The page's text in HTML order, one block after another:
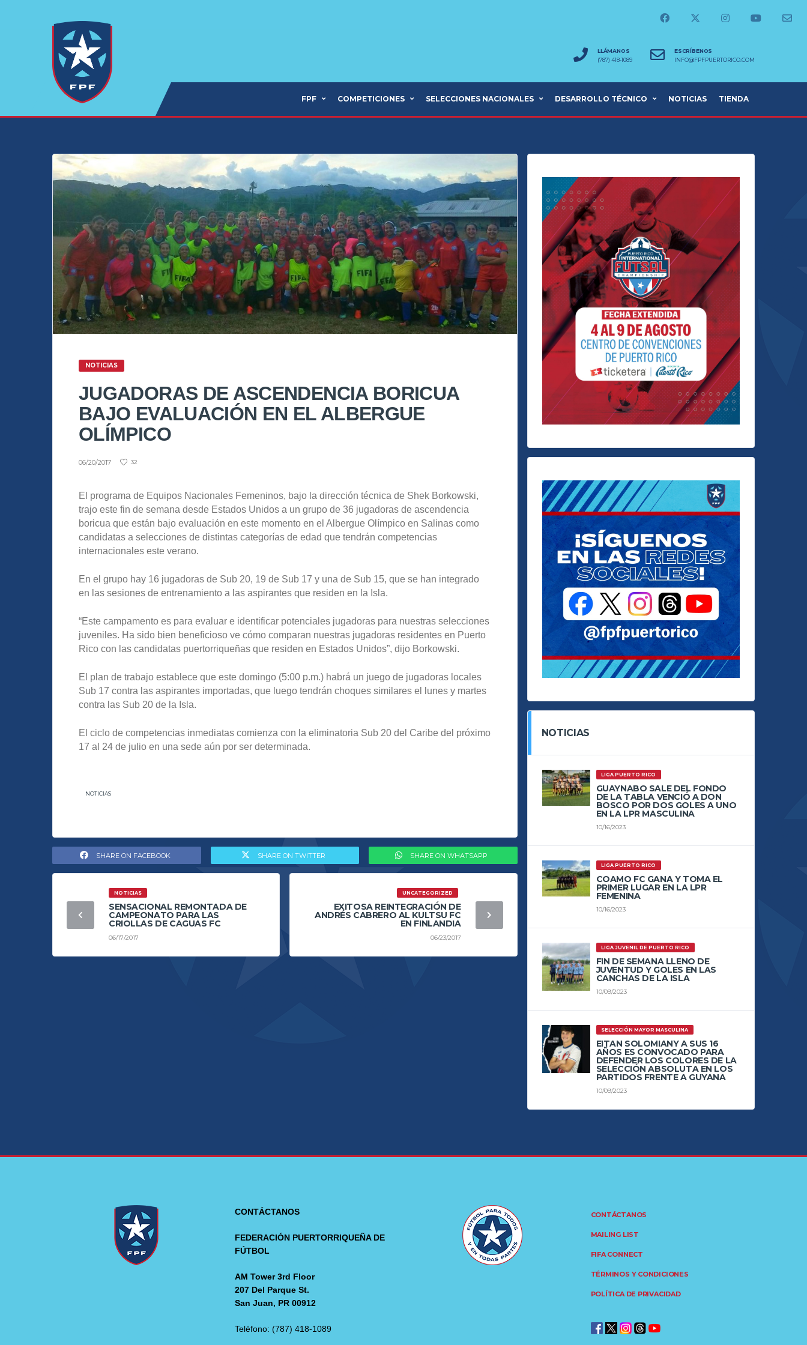
LLÁMANOS
(787) 418-1089
ESCRÍBENOS
INFO@FPFPUERTORICO.COM
FPF COMPETICIONES SELECCIONES NACIONALES DESARROLLO TÉCNICO NOTICIAS TIENDA
NOTICIAS
JUGADORAS DE ASCENDENCIA BORICUA
BAJO EVALUACIÓN EN EL ALBERGUE
OLÍMPICO
06/20/2017 32
El programa de Equipos Nacionales Femeninos, bajo la dirección técnica de Shek Borkowski,
trajo este fin de semana desde Estados Unidos a un grupo de 36 jugadoras de ascendencia
boricua que están bajo evaluación en este momento en el Albergue Olímpico en Salinas como
candidatas a selecciones de distintas categorías de edad que tendrán competencias
internacionales este verano.
En el grupo hay 16 jugadoras de Sub 20, 19 de Sub 17 y una de Sub 15, que se han integrado
en las sesiones de entrenamiento a las aspirantes que residen en la Isla.
“Este campamento es para evaluar e identificar potenciales jugadoras para nuestras selecciones
juveniles. Ha sido bien beneficioso ve cómo comparan nuestras jugadoras residentes en Puerto
Rico con las candidatas puertorriqueñas que residen en Estados Unidos”, dijo Borkowski.
El plan de trabajo establece que este domingo (5:00 p.m.) habrá un juego de jugadoras locales
Sub 17 contra las aspirantes importadas, que luego tendrán choques similares el lunes y martes
contra las Sub 20 de la Isla.
El ciclo de competencias inmediatas comienza con la eliminatoria Sub 20 del Caribe del próximo
17 al 24 de julio en una sede aún por ser determinada.
NOTICIAS
SHARE ON FACEBOOK SHARE ON TWITTER SHARE ON WHATSAPP
NOTICIAS
SENSACIONAL REMONTADA DE
CAMPEONATO PARA LAS
CRIOLLAS DE CAGUAS FC
06/17/2017
UNCATEGORIZED
EXITOSA REINTEGRACIÓN DE
ANDRÉS CABRERO AL KULTSU FC
EN FINLANDIA
06/23/2017
NOTICIAS
LIGA PUERTO RICO
GUAYNABO SALE DEL FONDO
DE LA TABLA VENCIÓ A DON
BOSCO POR DOS GOLES A UNO
EN LA LPR MASCULINA
10/16/2023
LIGA PUERTO RICO
COAMO FC GANA Y TOMA EL
PRIMER LUGAR EN LA LPR
FEMENINA
10/16/2023
LIGA JUVENIL DE PUERTO RICO
FIN DE SEMANA LLENO DE
JUVENTUD Y GOLES EN LAS
CANCHAS DE LA ISLA
10/09/2023
SELECCIÓN MAYOR MASCULINA
EITAN SOLOMIANY A SUS 16
AÑOS ES CONVOCADO PARA
DEFENDER LOS COLORES DE LA
SELECCIÓN ABSOLUTA EN LOS
PARTIDOS FRENTE A GUYANA
10/09/2023
CONTÁCTANOS
FEDERACIÓN PUERTORRIQUEÑA DE
FÚTBOL
AM Tower 3rd Floor
207 Del Parque St.
San Juan, PR 00912
Teléfono: (787) 418-1089
CONTÁCTANOS
MAILING LIST
FIFA CONNECT
TÉRMINOS Y CONDICIONES
POLÍTICA DE PRIVACIDAD